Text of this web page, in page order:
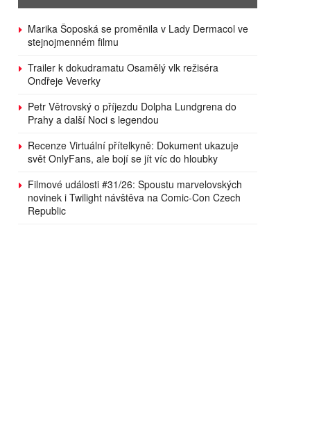
Marika Šoposká se proměnila v Lady Dermacol ve
stejnojmenném filmu
Trailer k dokudramatu Osamělý vlk režiséra
Ondřeje Veverky
Petr Větrovský o příjezdu Dolpha Lundgrena do
Prahy a další Noci s legendou
Recenze Virtuální přítelkyně: Dokument ukazuje
svět OnlyFans, ale bojí se jít víc do hloubky
Filmové události #31/26: Spoustu marvelovských
novinek i Twilight návštěva na Comic-Con Czech
Republic